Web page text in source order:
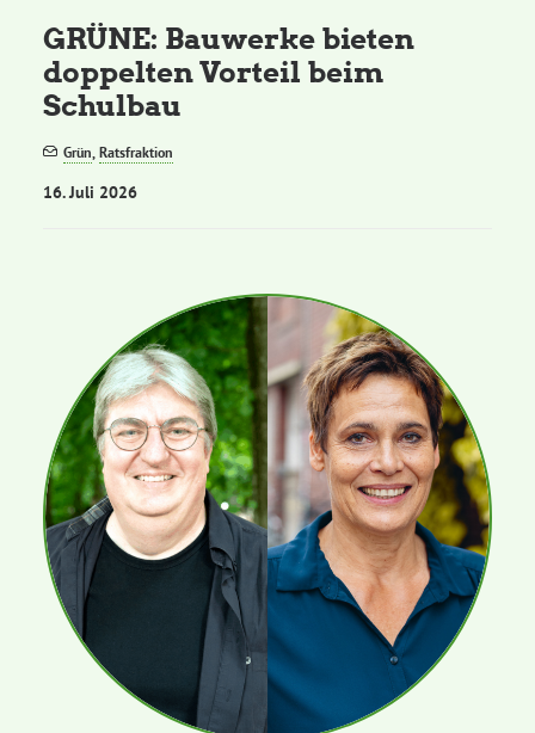
GRÜNE: Bauwerke bieten
doppelten Vorteil beim
Schulbau
Grün,Ratsfraktion
16. Juli 2026